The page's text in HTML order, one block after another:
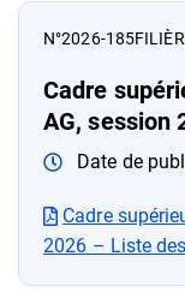
Liste des
N°2026-185
Cadre
AG, session
Date de
Cadre
2026 – Liste